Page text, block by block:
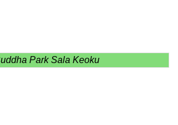
Park Sala Keoku